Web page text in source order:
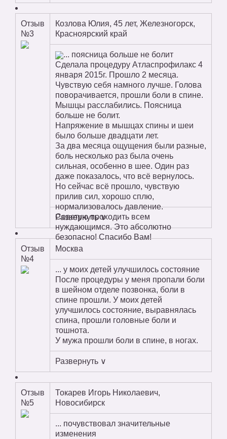
Отзыв
№3
Козлова Юлия, 45 лет, Железногорск,
Красноярский край
... поясница больше не болит
Сделала процедуру Атласпрофилакс 4
января 2015г. Прошло 2 месяца.
Чувствую себя намного лучше. Голова
поворачивается, прошли боли в спине.
Мышцы расслабились. Поясница
больше не болит.
Напряжение в мышцах спины и шеи
было больше двадцати лет.
За два месяца ощущения были разные,
боль несколько раз была очень
сильная, особенно в шее. Один раз
даже показалось, что всё вернулось.
Но сейчас всё прошло, чувствую
прилив сил, хорошо сплю,
нормализовалось давление.
Советую проходить всем
нуждающимся. Это абсолютно
безопасно! Спасибо Вам!
Развернуть ∨
Отзыв
№4
Москва
... у моих детей улучшилось состояние
После процедуры у меня пропали боли
в шейном отделе позвонка, боли в
спине прошли. У моих детей
улучшилось состояние, выравнялась
спина, прошли головные боли и
тошнота.
У мужа прошли боли в спине, в ногах.
Развернуть ∨
Отзыв
№5
Токарев Игорь Николаевич,
Новосибирск
... почувствовал значительные
изменения